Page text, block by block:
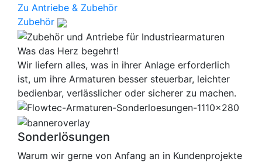
Zu Antriebe & Zubehör
Zubehör
Was das Herz begehrt!
Wir liefern alles, was in ihrer Anlage erforderlich
ist, um ihre Armaturen besser steuerbar, leichter
bedienbar, verlässlicher oder sicherer zu machen.
Sonderlösungen
Warum wir gerne von Anfang an in Kundenprojekte